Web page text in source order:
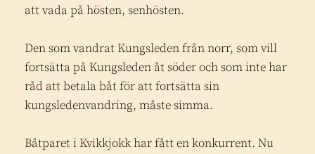
att vada på hösten, senhösten.
Den som vandrat Kungsleden från norr, som vill
fortsätta på Kungsleden åt söder och som inte har
råd att betala båt för att fortsätta sin
kungsledenvandring, måste simma.
Båtparet i Kvikkjokk har fått en konkurrent. Nu